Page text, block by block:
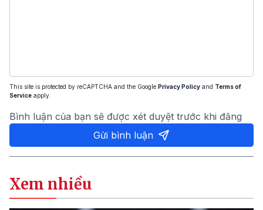
This site is protected by reCAPTCHA and the Google Privacy Policy and Terms of
Service apply.
Bình luận của bạn sẽ được xét duyệt trước khi đăng
Gửi bình luận
Xem nhiều